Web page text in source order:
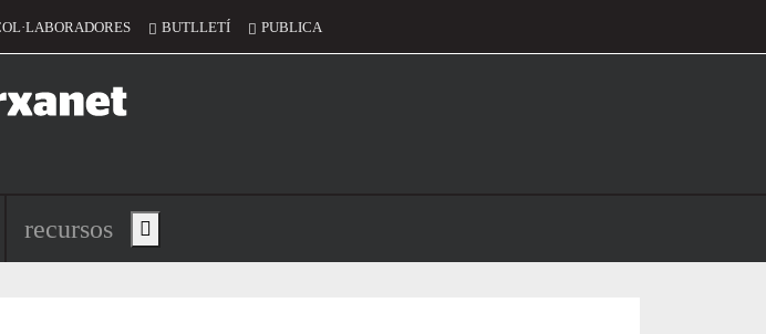
BUTLLETÍ PUBLICA
principal de l'encapçalament
recursos Show main menu